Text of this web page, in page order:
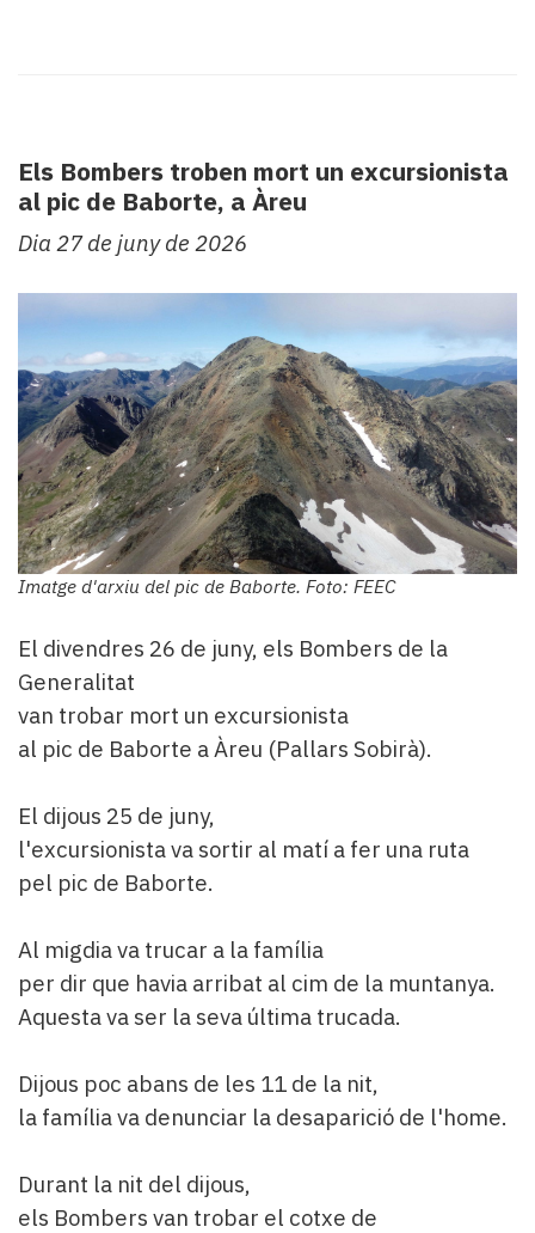
Els Bombers troben mort un excursionista
al pic de Baborte, a Àreu
Dia 27 de juny de 2026
Imatge d'arxiu del pic de Baborte. Foto: FEEC
El divendres 26 de juny, els Bombers de la
Generalitat
van trobar mort un excursionista
al pic de Baborte a Àreu (Pallars Sobirà).
El dijous 25 de juny,
l'excursionista va sortir al matí a fer una ruta
pel pic de Baborte.
Al migdia va trucar a la família
per dir que havia arribat al cim de la muntanya.
Aquesta va ser la seva última trucada.
Dijous poc abans de les 11 de la nit,
la família va denunciar la desaparició de l'home.
Durant la nit del dijous,
els Bombers van trobar el cotxe de